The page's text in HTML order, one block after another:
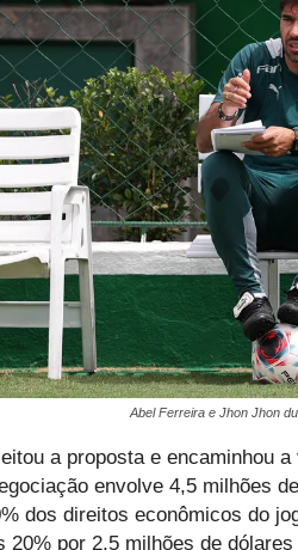
Abel Ferreira e Jhon Jhon
a proposta e encaminhou
envolve 4,5 milhões
dos direitos econômicos do
20% por 2,5 milhões de